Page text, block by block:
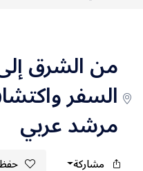
تواصل معانا
من الشرق
السفر
مرشد عربي
مشاركة